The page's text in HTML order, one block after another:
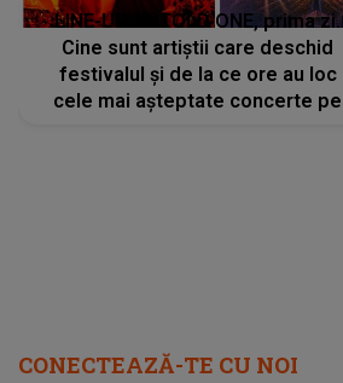
LINE-UP UNTOLD ONE, prima zi.
Cine sunt artiștii care deschid
festivalul și de la ce ore au loc
cele mai așteptate concerte pe
CONECTEAZĂ-TE CU NOI